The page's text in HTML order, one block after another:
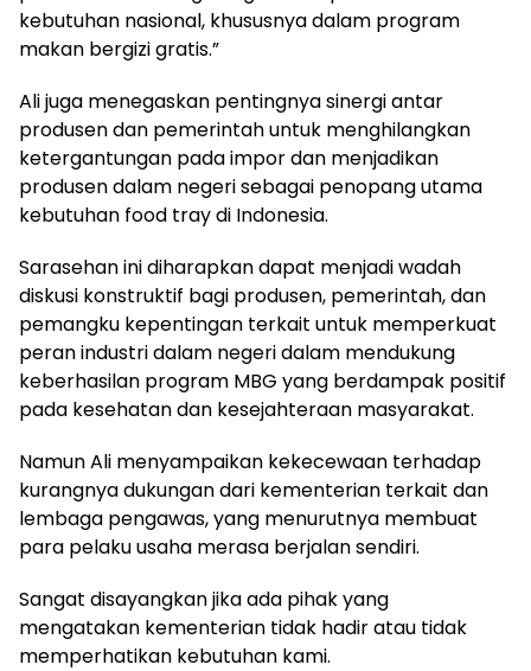
kebutuhan nasional, khususnya dalam program
makan bergizi gratis.”
Ali juga menegaskan pentingnya sinergi antar
produsen dan pemerintah untuk menghilangkan
ketergantungan pada impor dan menjadikan
produsen dalam negeri sebagai penopang utama
kebutuhan food tray di Indonesia.
Sarasehan ini diharapkan dapat menjadi wadah
diskusi konstruktif bagi produsen, pemerintah, dan
pemangku kepentingan terkait untuk memperkuat
peran industri dalam negeri dalam mendukung
keberhasilan program MBG yang berdampak positif
pada kesehatan dan kesejahteraan masyarakat.
Namun Ali menyampaikan kekecewaan terhadap
kurangnya dukungan dari kementerian terkait dan
lembaga pengawas, yang menurutnya membuat
para pelaku usaha merasa berjalan sendiri.
Sangat disayangkan jika ada pihak yang
mengatakan kementerian tidak hadir atau tidak
memperhatikan kebutuhan kami.